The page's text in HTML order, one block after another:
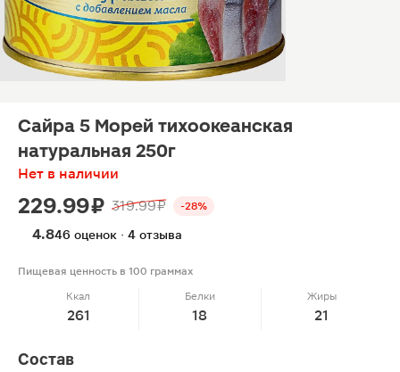
Сайра 5 Морей тихоокеанская
натуральная 250г
Нет в наличии
229.99 ₽ 319.99 ₽ -28%
4.846 оценок · 4 отзыва
Пищевая ценность в 100 граммах
Ккал
261
Белки
18
Жиры
21
Состав